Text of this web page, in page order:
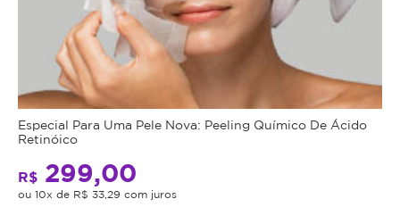
Especial Para Uma Pele Nova: Peeling Químico De Ácido
Retinóico
R$ 299,00
ou 10x de R$ 33,29 com juros